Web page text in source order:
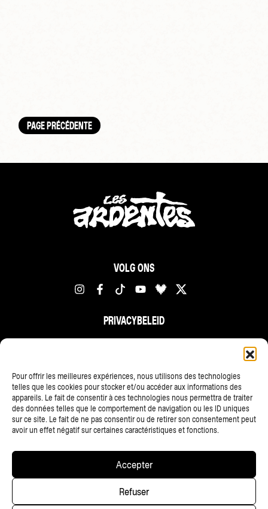
Pour offrir les meilleures expériences, nous utilisons des technologies
telles que les cookies pour stocker et/ou accéder aux informations des
appareils. Le fait de consentir à ces technologies nous permettra de traiter
des données telles que le comportement de navigation ou les ID uniques
sur ce site. Le fait de ne pas consentir ou de retirer son consentement peut
avoir un effet négatif sur certaines caractéristiques et fonctions.
Accepter
Refuser
PAGE PRÉCÉDENTE
VOLG ONS
PRIVACYBELEID
reserved • Website